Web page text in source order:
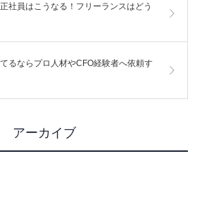
社員はこうなる！フリーランスはどう
るならプロ人材やCFO経験者へ依頼す
アーカイブ